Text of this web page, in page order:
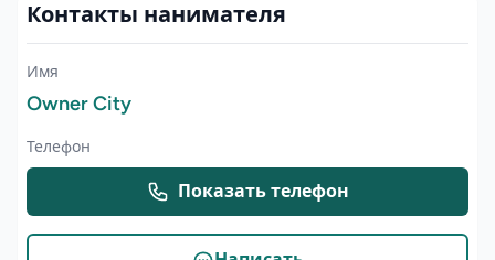
Контакты нанимателя
Имя
Owner City
Телефон
Показать телефон